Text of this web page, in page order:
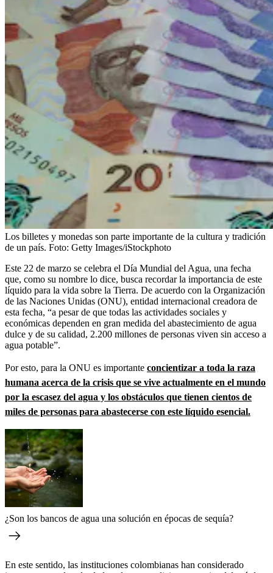
Los billetes y monedas son parte importante de la cultura y tradición
de un país. Foto: Getty Images/iStockphoto
Este 22 de marzo se celebra el Día Mundial del Agua, una fecha
que, como su nombre lo dice, busca recordar la importancia de este
líquido para la vida sobre la Tierra. De acuerdo con la Organización
de las Naciones Unidas (ONU), entidad internacional creadora de
esta fecha, “a pesar de que todas las actividades sociales y
económicas dependen en gran medida del abastecimiento de agua
dulce y de su calidad, 2.200 millones de personas viven sin acceso a
agua potable”.
Por esto, para la ONU es importante concientizar a toda la raza
humana acerca de la crisis que se vive actualmente en el mundo
por la escasez del agua y los obstáculos que tienen cientos de
miles de personas para abastecerse con este líquido esencial.
¿Son los bancos de agua una solución en épocas de sequía?
En este sentido, las instituciones colombianas han considerado